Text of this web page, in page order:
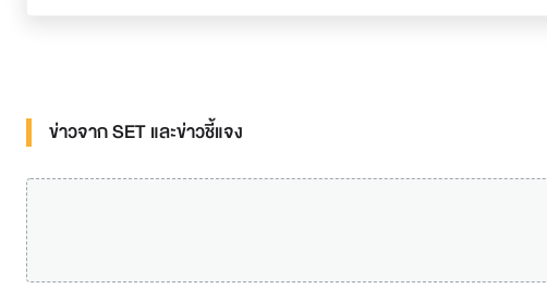
ข่าวจาก SET และข่าวชี้แจง